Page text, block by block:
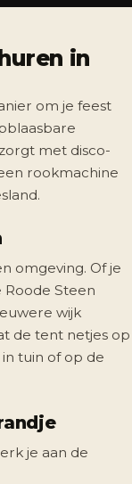
in
om je feest
met disco-
rookmachine
omgeving. Of je
Roode Steen
wijk
de tent netjes op
tuin of op de
je aan de